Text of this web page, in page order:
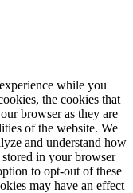
while you
the cookies that
browser as they are
of the website. We
and understand how
in your browser
to opt-out of these
may have an effect